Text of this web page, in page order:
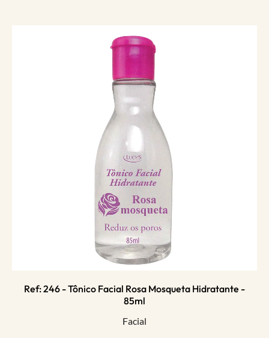
Ref: 246 - Tônico Facial Rosa Mosqueta Hidratante -
85ml
Facial